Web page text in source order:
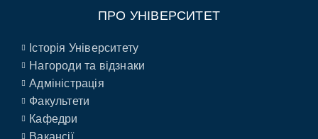
ПРО УНІВЕРСИТЕТ
Історія Університету
Нагороди та відзнаки
Адміністрація
Факультети
Кафедри
Вакансії